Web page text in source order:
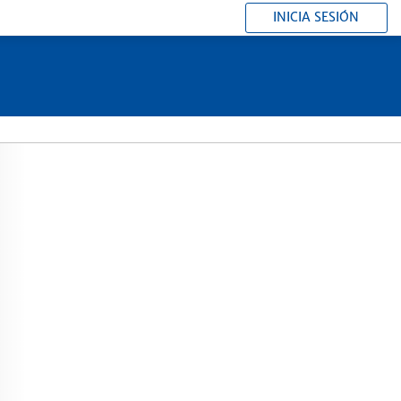
INICIA SESIÓN